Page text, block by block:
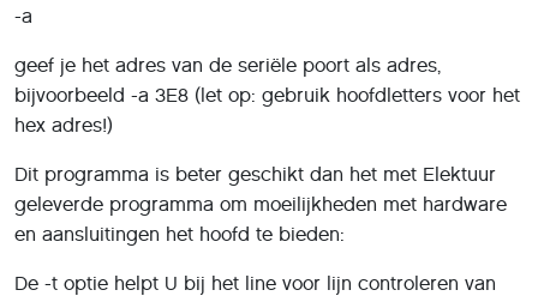
-a
geef je het adres van de seriële poort als adres,
bijvoorbeeld -a 3E8 (let op: gebruik hoofdletters voor het
hex adres!)
Dit programma is beter geschikt dan het met Elektuur
geleverde programma om moeilijkheden met hardware
en aansluitingen het hoofd te bieden:
De -t optie helpt U bij het line voor lijn controleren van